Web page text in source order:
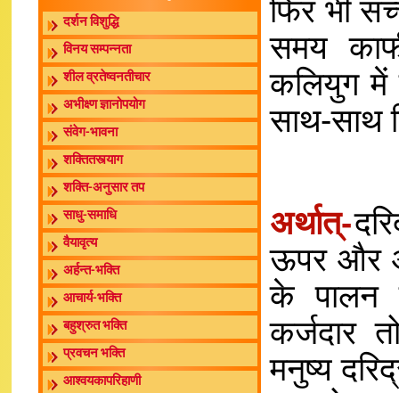
दर्शन विशुद्धि
विनय सम्पन्नता
शील व्रतेष्वनतीचार
अभीक्ष्ण ज्ञानोपयोग
संवेग-भावना
शक्तितस्त्याग
शक्ति-अनुसार तप
साधु-समाधि
वैयावृत्य
अर्हन्त-भक्ति
आचार्य-भक्ति
बहुश्रुत भक्ति
प्रवचन भक्ति
आश्वयकापरिहाणी
फिर भी
समय
कलियुग में
साथ-साथ
अर्थात्-
ऊपर और
के पालन
कर्जदार
मनुष्य